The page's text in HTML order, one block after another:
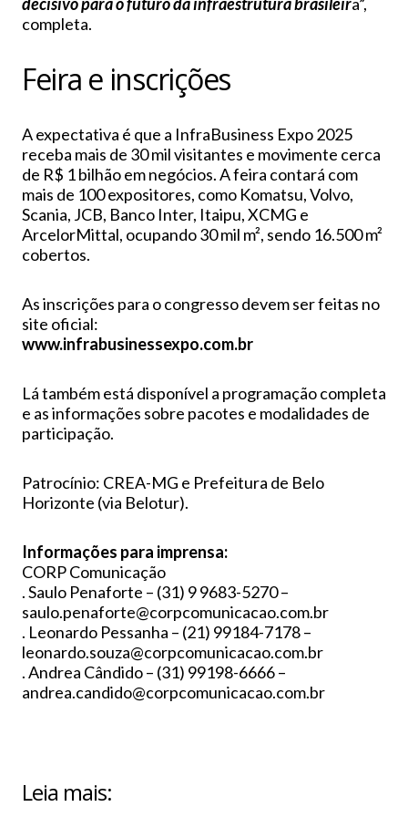
completa.
Feira e inscrições
A expectativa é que a InfraBusiness Expo 2025
receba mais de 30 mil visitantes e movimente cerca
de R$ 1 bilhão em negócios. A feira contará com
mais de 100 expositores, como Komatsu, Volvo,
Scania, JCB, Banco Inter, Itaipu, XCMG e
ArcelorMittal, ocupando 30 mil m², sendo 16.500 m²
cobertos.
As inscrições para o congresso devem ser feitas no
site oficial:
www.infrabusinessexpo.com.br
Lá também está disponível a programação completa
e as informações sobre pacotes e modalidades de
participação.
Patrocínio: CREA-MG e Prefeitura de Belo
Horizonte (via Belotur).
Informações para imprensa:
CORP Comunicação
. Saulo Penaforte – (31) 9 9683-5270 –
saulo.penaforte@corpcomunicacao.com.br
. Leonardo Pessanha – (21) 99184-7178 –
leonardo.souza@corpcomunicacao.com.br
. Andrea Cândido – (31) 99198-6666 –
andrea.candido@corpcomunicacao.com.br
Leia mais: